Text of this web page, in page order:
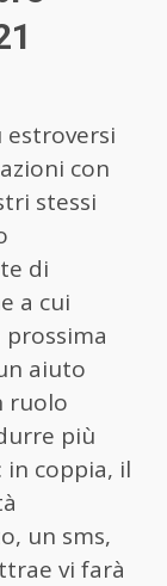
estroversi
con
stessi
di
a cui
aiuto
ruolo
più
: in coppia, il
un sms,
vi farà